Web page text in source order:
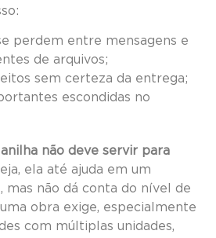
perdem entre mensagens e
de arquivos;
sem certeza da entrega;
escondidas no
não deve servir para
ela até ajuda em um
não dá conta do nível de
obra exige, especialmente
com múltiplas unidades,